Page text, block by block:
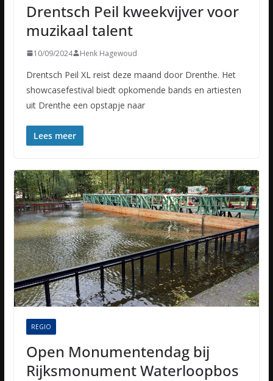
Drentsch Peil kweekvijver voor
muzikaal talent
10/09/2024 Henk Hagewoud
Drentsch Peil XL reist deze maand door Drenthe. Het
showcasefestival biedt opkomende bands en artiesten
uit Drenthe een opstapje naar
Lees meer
REGIO
Open Monumentendag bij
Rijksmonument Waterloopbos